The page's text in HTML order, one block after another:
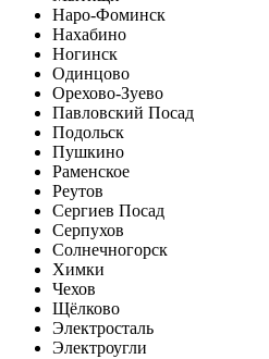
Наро-Фоминск
Нахабино
Ногинск
Одинцово
Орехово-Зуево
Павловский Посад
Подольск
Пушкино
Раменское
Реутов
Сергиев Посад
Серпухов
Солнечногорск
Химки
Чехов
Щёлково
Электросталь
Электроугли